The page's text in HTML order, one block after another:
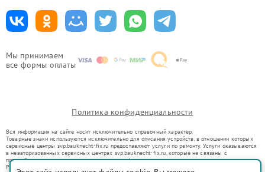
Мы принимаем
все формы оплаты
Политика конфиденциальности
Вся информация на сайте носит исключительно справочный характер.
Товарные знаки используются исключительно для описания устройств, в отношении которых
сервисные центры svp.bauknecht-fix.ru предоставляют услуги по ремонту. Услуги оказываются
в неавторизованных сервисных центрах svp.bauknecht-fix.ru, которые не связаны с
правообладателями товарных знаков или их официальными представителями.
Ремонт осуществляется для устройств, уже введенных в гражданский оборот в соответствии